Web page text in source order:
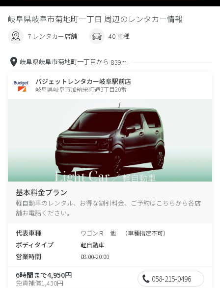
岐阜県岐阜市菊地町一丁目 周辺のレンタカー情報
7 レンタカー店舗 40 車種
岐阜県岐阜市菊地町一丁目から 839m
バジェットレンタカー岐阜駅前店
岐阜県岐阜市加納栄町通3丁目20番
基本料金プラン
軽自動車のレンタル、お得な割引料金、ご予約はこちらから各店
舗お電話ください。
代表車種 ワゴンＲ 他 （車種指定不可）
ボディタイプ 軽自動車
営業時間 08:00-20:00
6時間まで4,950円
免責補償1,430円 058-215-0496